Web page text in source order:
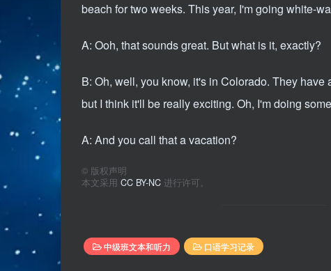
beach for two weeks. This year, I'm going white-
A: Ooh, that sounds great. But what is it, exactly?
B: Oh, well, you know, it's in Colorado. They
but I think it'll be really exciting. Oh, I'm doing
A: And you call that a vacation?
© 版权声明
本文采用 CC BY-NC 进行许可。
中级班文本和听力 口语学习记录